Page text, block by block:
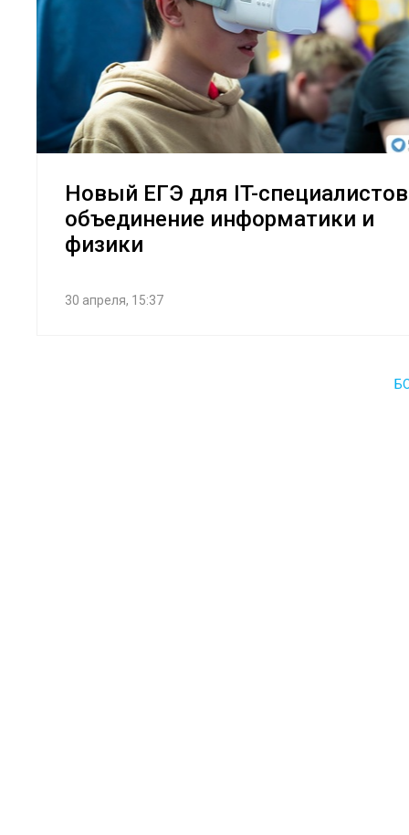
Новый ЕГЭ для IT-
объединение информатики и
физики
30 апреля, 15:37